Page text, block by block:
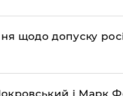
щодо допуску